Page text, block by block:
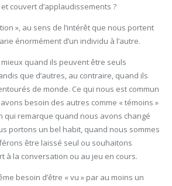
couvert d’applaudissements ?
», au sens de l’intérêt que nous portent
énormément d’un individu à l’autre.
quand ils peuvent être seuls
que d’autres, au contraire, quand ils
de monde. Ce qui nous est commun
besoin des autres comme « témoins »
qui remarque quand nous avons changé
portons un bel habit, quand nous sommes
être laissé seul ou souhaitons
à la conversation ou au jeu en cours.
besoin d’être « vu » par au moins un